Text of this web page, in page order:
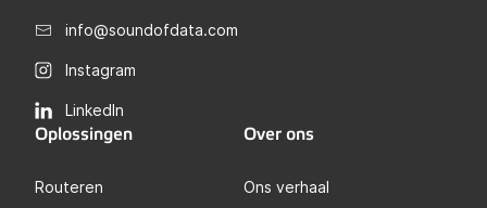
info@soundofdata.com
Instagram
LinkedIn
Oplossingen
Routeren
Over ons
Ons verhaal